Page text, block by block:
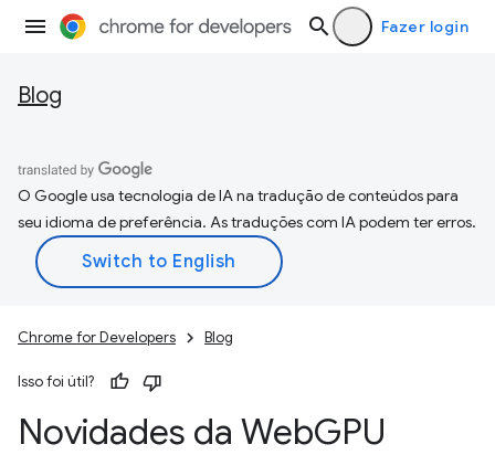
Fazer login
Blog
O Google usa tecnologia de IA na tradução de conteúdos para
seu idioma de preferência. As traduções com IA podem ter erros.
Chrome for Developers Blog
Isso foi útil?
Novidades da WebGPU